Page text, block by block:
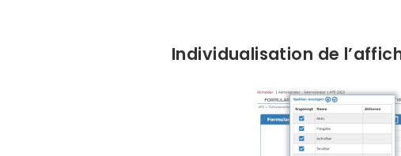
Individualisation de